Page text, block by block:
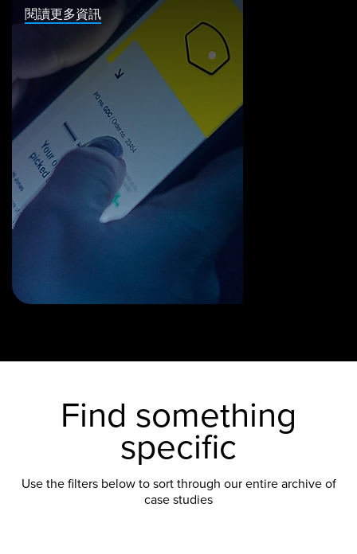
閱讀更多資訊
Find something
specific
Use the filters below to sort through our entire archive of
case studies